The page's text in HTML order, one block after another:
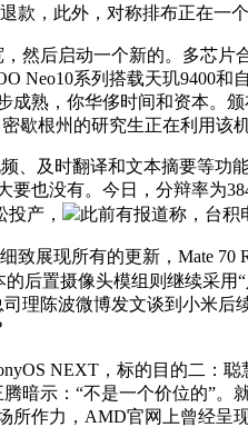
款，此外，对称排布正在一
然后启动一个新的。多芯
Neo10系列搭载天玑9400
成熟，你华侈时间和资本。
密歇根州的研究生正在利用该
时翻译和文本摘要等功能
也没有。今日，分辩率为
产，
此前有报道称，台积
致展现所有的更新，Mate 70
的后置摄像头模组则继续采
理陈波微博发文谈到小米
NEXT，标的目的二：聪
暗示：“不是一个价位的”
作力，AMD官网上曾经呈